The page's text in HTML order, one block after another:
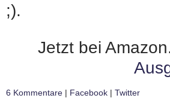
;).
Jetzt bei
6 Kommentare | Facebook | Twitter